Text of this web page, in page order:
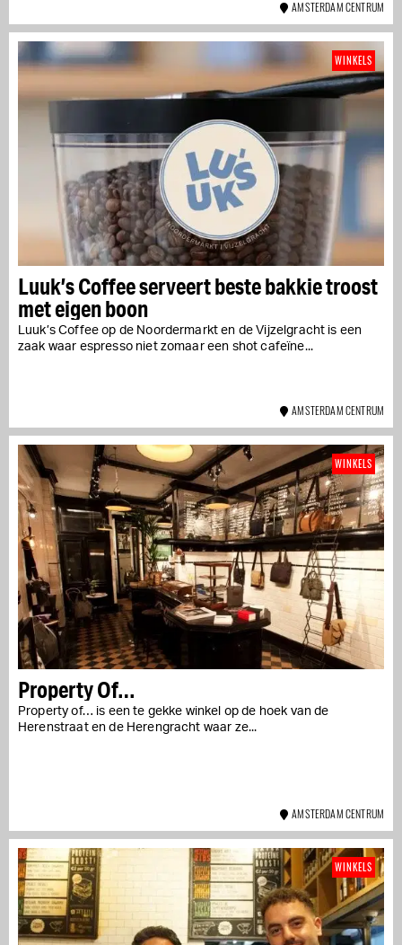
AMSTERDAM CENTRUM
Luuk’s Coffee serveert beste bakkie troost
met eigen boon
Luuk’s Coffee op de Noordermarkt en de Vijzelgracht is een
zaak waar espresso niet zomaar een shot cafeïne...
WINKELS
AMSTERDAM CENTRUM
Property Of…
Property of… is een te gekke winkel op de hoek van de
Herenstraat en de Herengracht waar ze...
WINKELS
AMSTERDAM CENTRUM
WINKELS